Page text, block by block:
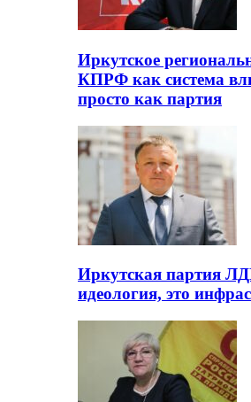
Иркутское
КПРФ как система
просто как партия
Иркутская партия
идеология, это